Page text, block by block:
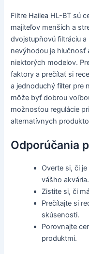
Filtre Hailea HL-BT sú
majiteľov menších a
dvojstupňovú filtráciu
nevýhodou je hlučnosť
niektorých modelov.
faktory a prečítať si
a jednoduchý filter pre
môže byť dobrou
možnosťou regulácie
alternatívnych
Odporúčania
Overte si, či
vášho akvária.
Zistite si, či
Prečítajte si
skúsenosti.
Porovnajte
produktmi.